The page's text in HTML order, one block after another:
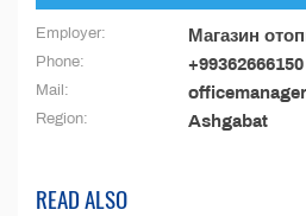
Employer: Магазин
Phone: +99362666150
Mail:
Region: Ashgabat
READ ALSO